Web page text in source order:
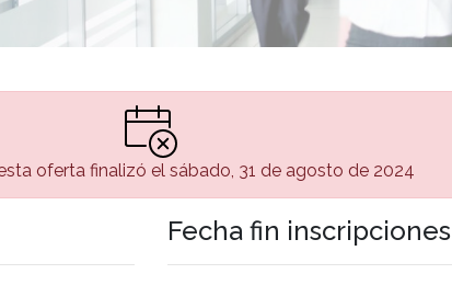
oferta finalizó el sábado, 31 de agosto de 2024
Fecha fin inscripciones